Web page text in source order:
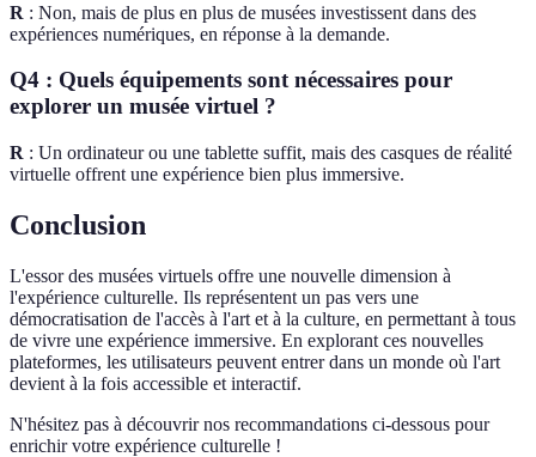
R : Non, mais de plus en plus de musées investissent dans des
expériences numériques, en réponse à la demande.
Q4 : Quels équipements sont nécessaires pour
explorer un musée virtuel ?
R : Un ordinateur ou une tablette suffit, mais des casques de réalité
virtuelle offrent une expérience bien plus immersive.
Conclusion
L'essor des musées virtuels offre une nouvelle dimension à
l'expérience culturelle. Ils représentent un pas vers une
démocratisation de l'accès à l'art et à la culture, en permettant à tous
de vivre une expérience immersive. En explorant ces nouvelles
plateformes, les utilisateurs peuvent entrer dans un monde où l'art
devient à la fois accessible et interactif.
N'hésitez pas à découvrir nos recommandations ci-dessous pour
enrichir votre expérience culturelle !